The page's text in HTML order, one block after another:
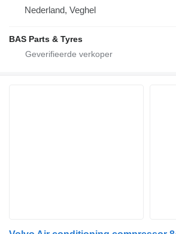
Nederland, Veghel
BAS Parts & Tyres